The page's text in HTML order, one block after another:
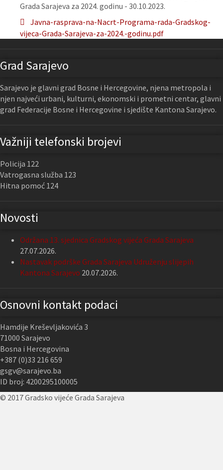
Grada Sarajeva za 2024. godinu - 30.10.2023.
Javna-rasprava-na-Nacrt-Programa-rada-Gradskog-
vijeca-Grada-Sarajeva-za-2024.-godinu.pdf
Grad Sarajevo
Sarajevo je glavni grad Bosne i Hercegovine, njena metropola i
njen najveći urbani, kulturni, ekonomski i prometni centar, glavni
grad Federacije Bosne i Hercegovine i sjedište Kantona Sarajevo.
Važniji telefonski brojevi
Policija 122
Vatrogasna služba 123
Hitna pomoć 124
Novosti
Održana 13. sjednica Gradskog vijeća Grada Sarajeva
27.07.2026.
Nastavak podrške Grada Sarajeva Udruženju slijepih
Kantona Sarajevo 20.07.2026.
Osnovni kontakt podaci
Hamdije Kreševljakovića 3
71000 Sarajevo
Bosna i Hercegovina
+387 (0)33 216 659
gsgv@sarajevo.ba
ID broj: 4200295100005
© 2017 Gradsko vijeće Grada Sarajeva